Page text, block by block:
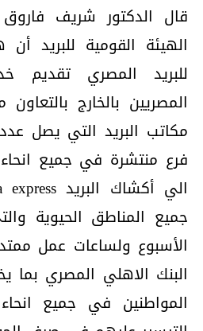
قال الدكتور شريف
الهيئة القومية للبريد أن
للبريد المصري تقديم
المصريين بالخارج
فرع منتشرة في جميع انحاء
الأسبوع ولساعات عمل
البنك الاهلي المصري بما
المواطنين في جميع